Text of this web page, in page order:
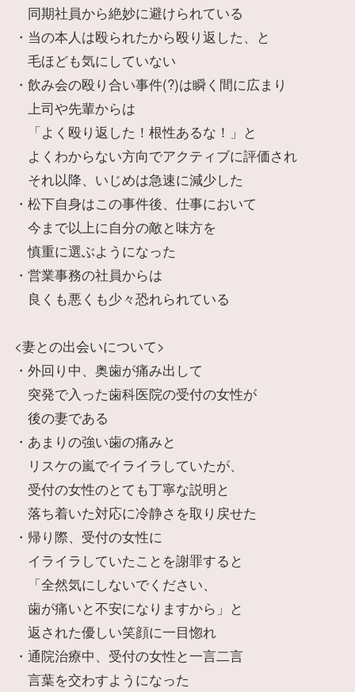
同期社員から絶妙に避けられている
・当の本人は殴られたから殴り返した、と
毛ほども気にしていない
・飲み会の殴り合い事件(?)は瞬く間に広まり
上司や先輩からは
「よく殴り返した！根性あるな！」と
よくわからない方向でアクティブに評価され
それ以降、いじめは急速に減少した
・松下自身はこの事件後、仕事において
今まで以上に自分の敵と味方を
慎重に選ぶようになった
・営業事務の社員からは
良くも悪くも少々恐れられている
<妻との出会いについて>
・外回り中、奥歯が痛み出して
突発で入った歯科医院の受付の女性が
後の妻である
・あまりの強い歯の痛みと
リスケの嵐でイライラしていたが、
受付の女性のとても丁寧な説明と
落ち着いた対応に冷静さを取り戻せた
・帰り際、受付の女性に
イライラしていたことを謝罪すると
「全然気にしないでください、
歯が痛いと不安になりますから」と
返された優しい笑顔に一目惚れ
・通院治療中、受付の女性と一言二言
言葉を交わすようになった